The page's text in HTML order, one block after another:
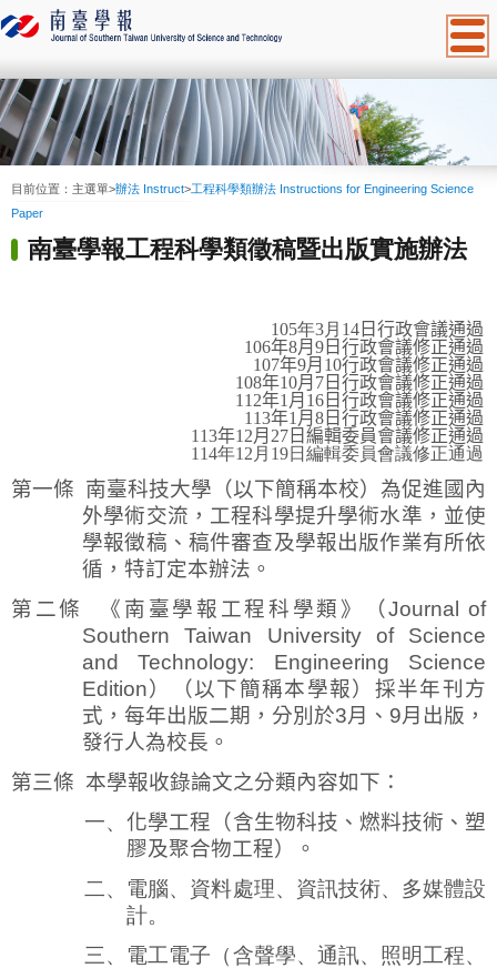
:::
目前位置： 主選單>辦法 Instruct>工程科學類辦法 Instructions for Engineering Science
Paper
南臺學報工程科學類徵稿暨出版實施辦法
105年3月 14 日行政會議通過
106年8月9日行政會議修正通過
107年9月10行政會議修正通過
108年10月7日行政會議修正通過
112年1月16日行政會議修正通過
113年1月8日行政會議修正通過
113年12月27日編輯委員會議修正通過
114年12月19日編輯委員會議修正通過
第一條 南臺科技大學（以下簡稱本校）為促進國內
外學術交流，工程科學提升學術水準，並使
學報徵稿、稿件審查及學報出版作業有所依
循，特訂定本辦法。
第二條
《南臺學報工程科學類》（Journal of
Southern Taiwan University of Science
and Technology: Engineering Science
Edition）（以下簡稱本學報）採半年刊方
式，每年出版二期，分別於3月、 9月出版，
發行人為校長。
第三條 本學報收錄論文之分類內容如下：
一、化學工程（含生物科技、燃料技術、塑
膠及聚合物工程）。
二、電腦、資料處理、資訊技術、 多媒體設
計。
三、電工電子（含聲學、通訊、照明工程、